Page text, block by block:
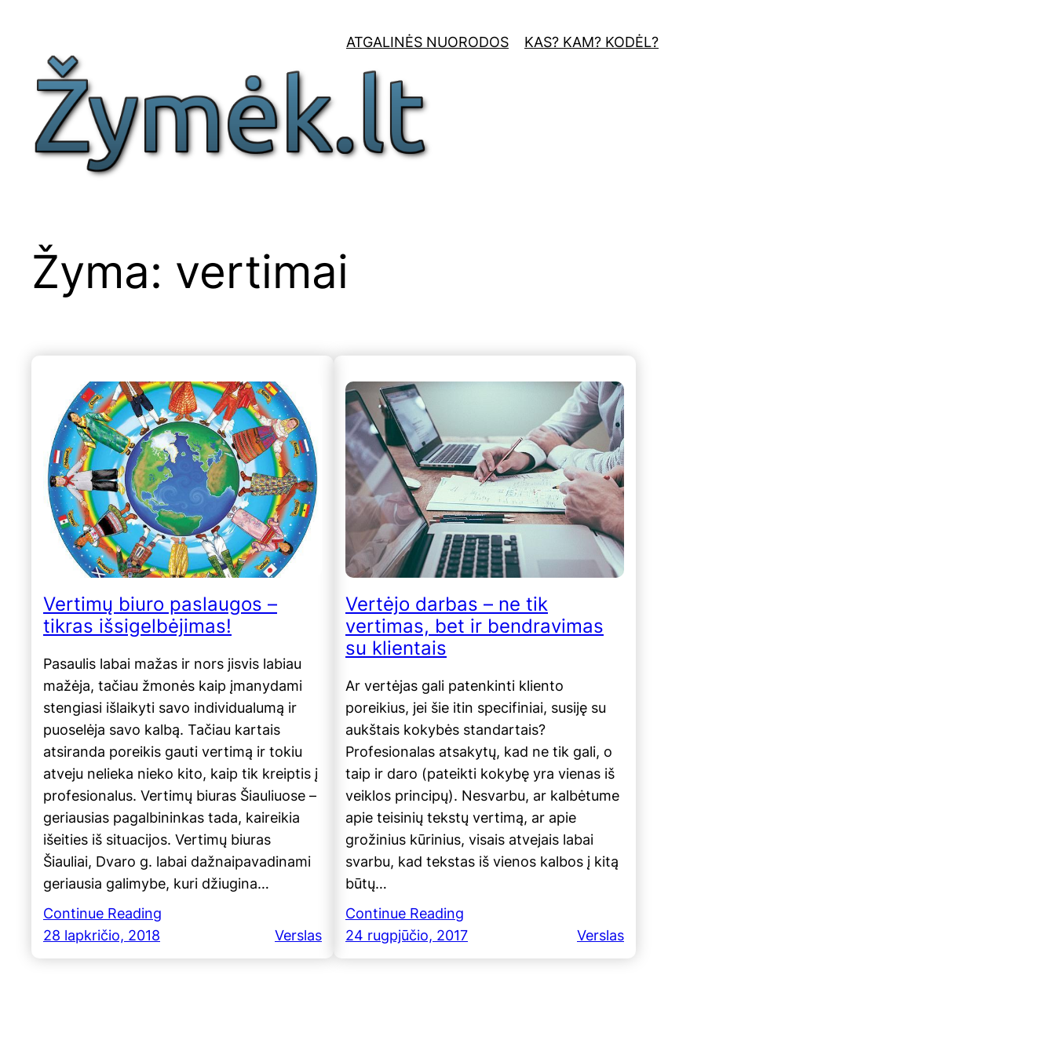
turinio
ATGALINĖS NUORODOS KAS? KAM? KODĖL?
Žyma: vertimai
Vertimų biuro paslaugos –
tikras išsigelbėjimas!
Pasaulis labai mažas ir nors jisvis labiau
mažėja, tačiau žmonės kaip įmanydami
stengiasi išlaikyti savo individualumą ir
puoselėja savo kalbą. Tačiau kartais
atsiranda poreikis gauti vertimą ir tokiu
atveju nelieka nieko kito, kaip tik kreiptis į
profesionalus. Vertimų biuras Šiauliuose –
geriausias pagalbininkas tada, kaireikia
išeities iš situacijos. Vertimų biuras
Šiauliai, Dvaro g. labai dažnaipavadinami
geriausia galimybe, kuri džiugina…
Continue Reading
28 lapkričio, 2018
Verslas
Vertėjo darbas – ne tik
vertimas, bet ir bendravimas
su klientais
Ar vertėjas gali patenkinti kliento
poreikius, jei šie itin specifiniai, susiję su
aukštais kokybės standartais?
Profesionalas atsakytų, kad ne tik gali, o
taip ir daro (pateikti kokybę yra vienas iš
veiklos principų). Nesvarbu, ar kalbėtume
apie teisinių tekstų vertimą, ar apie
grožinius kūrinius, visais atvejais labai
svarbu, kad tekstas iš vienos kalbos į kitą
būtų…
Continue Reading
24 rugpjūčio, 2017
Verslas